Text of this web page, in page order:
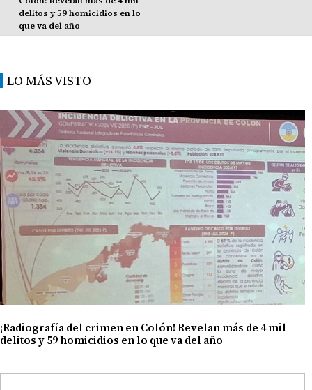
delitos y 59 homicidios en lo
que va del año
LO MÁS VISTO
¡Radiografía del crimen en Colón! Revelan más de 4 mil
delitos y 59 homicidios en lo que va del año